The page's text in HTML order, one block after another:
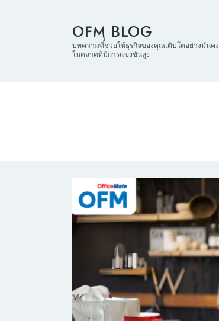
OFM BLOG
บทความที่ช่วยให้ธุรกิจของคุณเติบโตอย่างมั่นคง
ในตลาดที่มีการแข่งขันสูง